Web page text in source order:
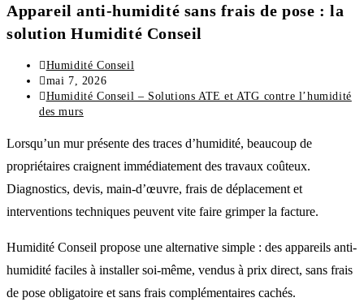
Appareil anti-humidité sans frais de pose : la
solution Humidité Conseil
Humidité Conseil
mai 7, 2026
Humidité Conseil – Solutions ATE et ATG contre l’humidité
des murs
Lorsqu’un mur présente des traces d’humidité, beaucoup de
propriétaires craignent immédiatement des travaux coûteux.
Diagnostics, devis, main-d’œuvre, frais de déplacement et
interventions techniques peuvent vite faire grimper la facture.
Humidité Conseil propose une alternative simple : des appareils anti-
humidité faciles à installer soi-même, vendus à prix direct, sans frais
de pose obligatoire et sans frais complémentaires cachés.